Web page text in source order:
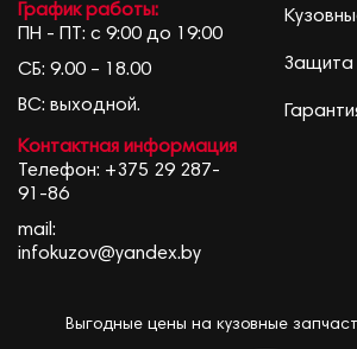
График работы:
ПН - ПТ: с 9:00 до 19:00
СБ: 9.00 – 18.00
ВС: выходной.
Контактная информация
Телефон: +375 29 287-
91-86
mail:
infokuzov@yandex.by
Защита
Выгодные цены на кузовные